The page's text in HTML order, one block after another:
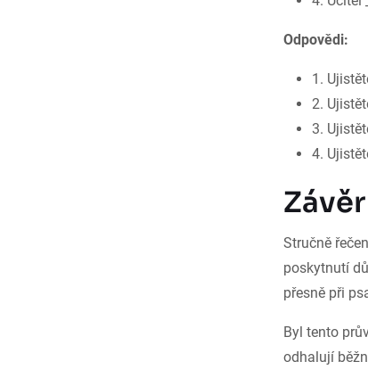
Odpovědi:
1.
2.
3.
4.
Závěr
Stručně
poskytnutí
přesně při
Byl tento
odhalují